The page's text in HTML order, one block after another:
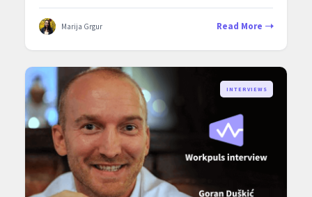
Marija Grgur Read More
INTERVIEWS